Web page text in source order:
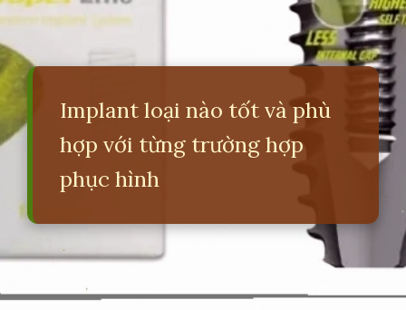
Implant loại nào tốt và phù
hợp với từng trường hợp
phục hình